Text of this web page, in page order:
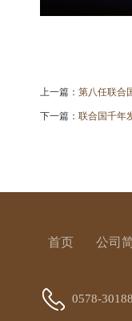
上一篇： 第八任联合
下一篇： 联合国千年
首页 公司
0578-